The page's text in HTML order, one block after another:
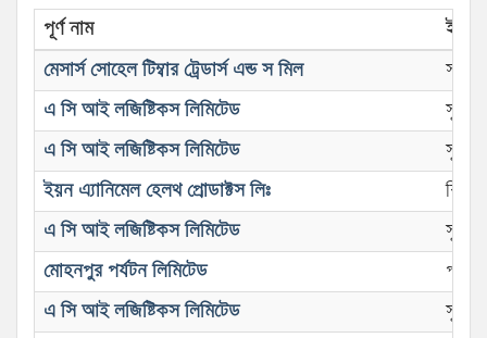
পূর্ণ নাম
মেসার্স সোহেল টিম্বার ট্রেডার্স এন্ড স মিল
স’মিল
এ সি আই লজিষ্টিকস লিমিটেড
এ সি আই লজিষ্টিকস লিমিটেড
ইয়ন এ্যানিমেল হেলথ প্রোডাক্টস লিঃ
এ সি আই লজিষ্টিকস লিমিটেড
মোহনপুর পর্যটন লিমিটেড
পার্ক
এ সি আই লজিষ্টিকস লিমিটেড